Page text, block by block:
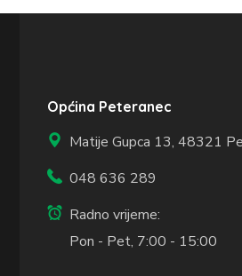
Općina Peteranec
Matije Gupca 13,48321
048 636 289
Radno vrijeme:
Pon - Pet, 7:00 - 15:00